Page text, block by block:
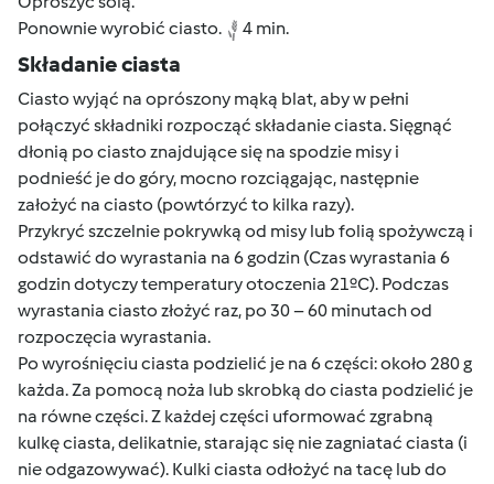
Ponownie wyrobić ciasto.
4 min.
Składanie ciasta
Ciasto wyjąć na oprószony mąką blat, aby w pełni
połączyć składniki rozpocząć składanie ciasta. Sięgnąć
dłonią po ciasto znajdujące się na spodzie misy i
podnieść je do góry, mocno rozciągając, następnie
założyć na ciasto (powtórzyć to kilka razy).
Przykryć szczelnie pokrywką od misy lub folią spożywczą i
odstawić do wyrastania na 6 godzin (Czas wyrastania 6
godzin dotyczy temperatury otoczenia 21ºC). Podczas
wyrastania ciasto złożyć raz, po 30 – 60 minutach od
rozpoczęcia wyrastania.
Po wyrośnięciu ciasta podzielić je na 6 części: około 280 g
każda. Za pomocą noża lub skrobką do ciasta podzielić je
na równe części. Z każdej części uformować zgrabną
kulkę ciasta, delikatnie, starając się nie zagniatać ciasta (i
nie odgazowywać). Kulki ciasta odłożyć na tacę lub do